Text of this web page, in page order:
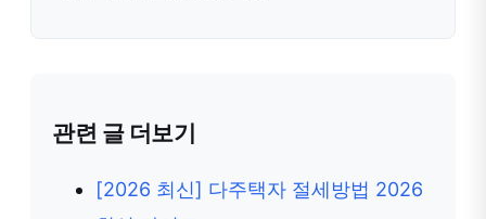
관련 글 더보기
[2026 최신] 다주택자 절세방법 2026